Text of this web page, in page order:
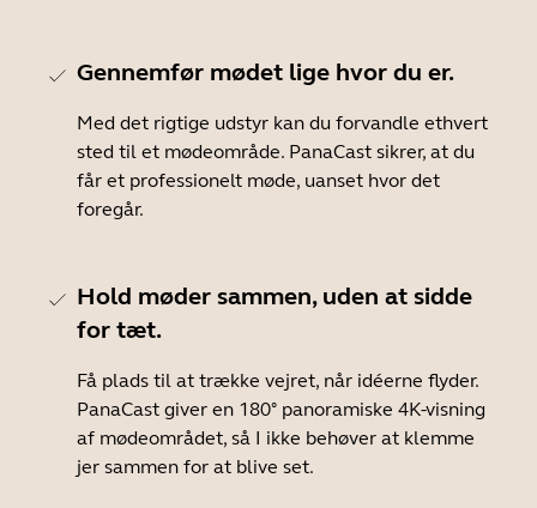
Gennemfør mødet lige hvor du er.
Med det rigtige udstyr kan du forvandle ethvert
sted til et mødeområde. PanaCast sikrer, at du
får et professionelt møde, uanset hvor det
foregår.
Hold møder sammen, uden at sidde
for tæt.
Få plads til at trække vejret, når idéerne flyder.
PanaCast giver en 180° panoramiske 4K-visning
af mødeområdet, så I ikke behøver at klemme
jer sammen for at blive set.